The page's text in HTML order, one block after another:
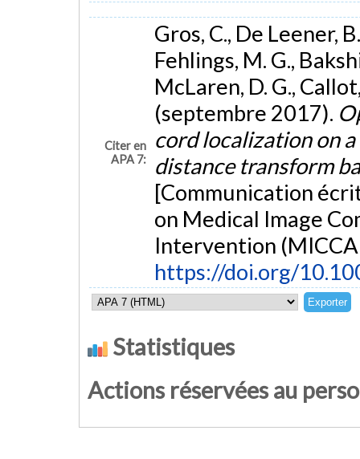
Citer en
APA 7:
Gros, C., De Leener,
Fehlings, M. G.,
McLaren, D. G.,
(septembre 2017).
cord localization on
distance transform
[Communication
on Medical Image
Intervention
https://doi.org/
Statistiques
Actions réservées au